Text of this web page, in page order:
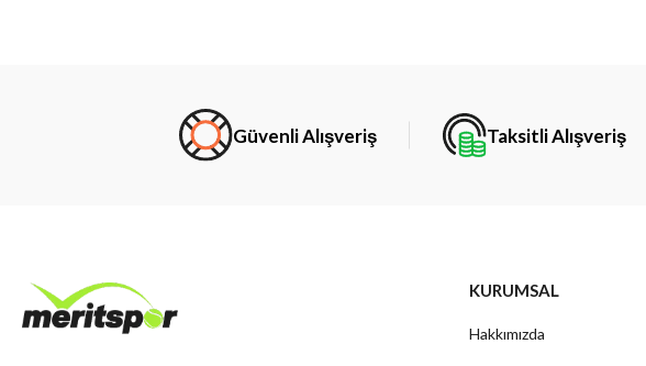
Güvenli Alışveriş Taksitli Alışveriş
KURUMSAL
Hakkımızda